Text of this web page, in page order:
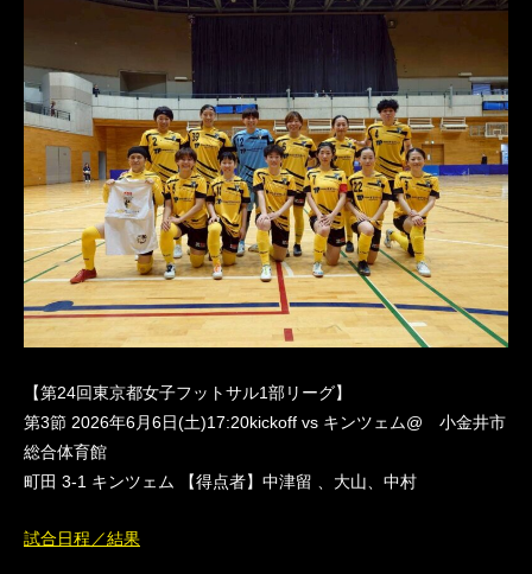
【第24回東京都女子フットサル1部リーグ】
第3節 2026年6月6日(土)17:20kickoff vs キンツェム@ 小金井市
総合体育館
町田 3-1 キンツェム 【得点者】中津留 、大山、中村
試合日程／結果